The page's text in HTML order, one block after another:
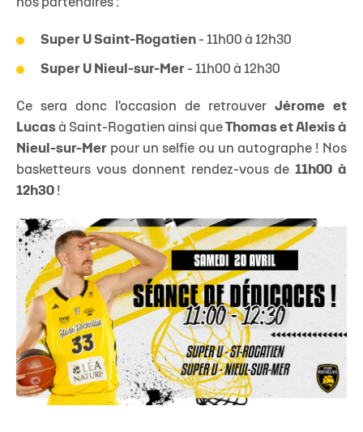
nos partenaires :
Super U Saint-Rogatien - 11h00 à 12h30
Super U Nieul-sur-Mer - 11h00 à 12h30
Ce sera donc l'occasion de retrouver Jérome et
Lucas à Saint-Rogatien ainsi que
Thomas et Alexis à
Nieul-sur-Mer pour un selfie ou un autographe ! Nos
basketteurs vous donnent rendez-vous de11h00 à
12h30 !